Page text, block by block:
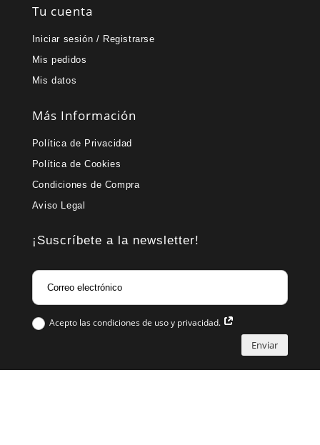
Tu cuenta
Iniciar sesión / Registrarse
Mis pedidos
Mis datos
Más Información
Política de Privacidad
Política de Cookies
Condiciones de Compra
Aviso Legal
¡Suscríbete a la newsletter!
Acepto las condiciones de uso y privacidad.
Enviar